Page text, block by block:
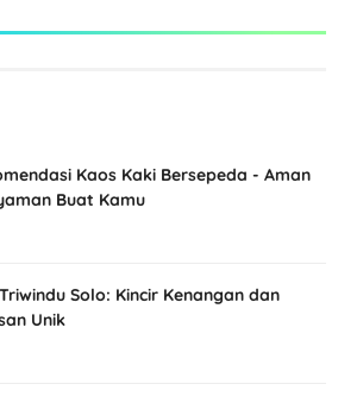
Kaos Kaki Bersepeda - Aman
Buat Kamu
Solo: Kincir Kenangan dan
Unik